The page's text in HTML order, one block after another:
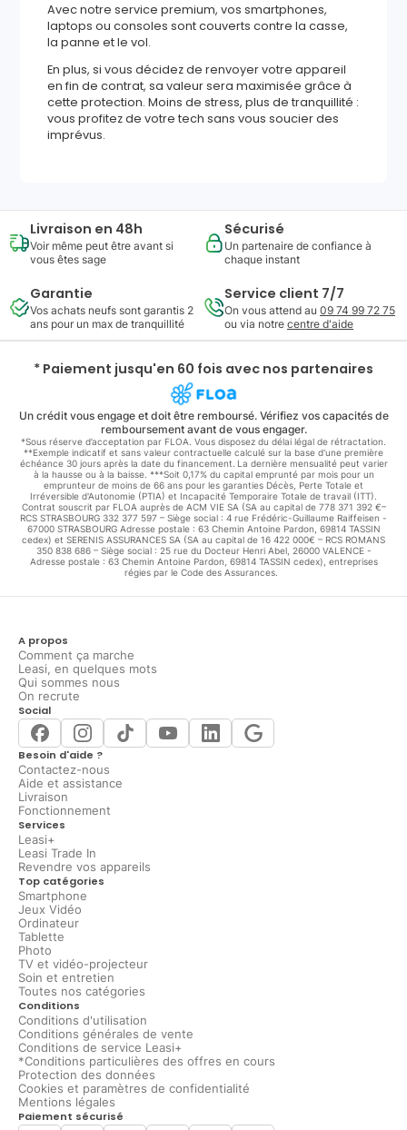
Avec notre service premium, vos smartphones,
laptops ou consoles sont couverts contre la casse,
la panne et le vol.
En plus, si vous décidez de renvoyer votre appareil
en fin de contrat, sa valeur sera maximisée grâce à
cette protection. Moins de stress, plus de tranquillité :
vous profitez de votre tech sans vous soucier des
imprévus.
Livraison en 48h
Voir même peut être avant si
vous êtes sage
Sécurisé
Un partenaire de confiance à
chaque instant
Garantie
Vos achats neufs sont garantis 2
ans pour un max de tranquillité
Service client 7/7
On vous attend au 09 74 99 72 75
ou via notre centre d'aide
* Paiement jusqu'en 60 fois avec nos partenaires
Un crédit vous engage et doit être remboursé. Vérifiez vos capacités de
remboursement avant de vous engager.
*Sous réserve d’acceptation par FLOA. Vous disposez du délai légal de rétractation.
**Exemple indicatif et sans valeur contractuelle calculé sur la base d'une première
échéance 30 jours après la date du financement. La dernière mensualité peut varier
à la hausse ou à la baisse. ***Soit 0,17% du capital emprunté par mois pour un
emprunteur de moins de 66 ans pour les garanties Décès, Perte Totale et
Irréversible d'Autonomie (PTIA) et Incapacité Temporaire Totale de travail (ITT).
Contrat souscrit par FLOA auprès de ACM VIE SA (SA au capital de 778 371 392 €–
RCS STRASBOURG 332 377 597 – Siège social : 4 rue Frédéric-Guillaume Raiffeisen -
67000 STRASBOURG Adresse postale : 63 Chemin Antoine Pardon, 69814 TASSIN
cedex) et SERENIS ASSURANCES SA (SA au capital de 16 422 000€ – RCS ROMANS
350 838 686 – Siège social : 25 rue du Docteur Henri Abel, 26000 VALENCE -
Adresse postale : 63 Chemin Antoine Pardon, 69814 TASSIN cedex), entreprises
régies par le Code des Assurances.
A propos
Comment ça marche
Leasi, en quelques mots
Qui sommes nous
On recrute
Social
Besoin d'aide ?
Contactez-nous
Aide et assistance
Livraison
Fonctionnement
Services
Leasi+
Leasi Trade In
Revendre vos appareils
Top catégories
Smartphone
Jeux Vidéo
Ordinateur
Tablette
Photo
TV et vidéo-projecteur
Soin et entretien
Toutes nos catégories
Conditions
Conditions d'utilisation
Conditions générales de vente
Conditions de service Leasi+
*Conditions particulières des offres en cours
Protection des données
Cookies et paramètres de confidentialité
Mentions légales
Paiement sécurisé